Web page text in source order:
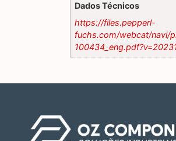
Dados Técnicos
https://files.pepperl-
fuchs.com/webcat/navi/